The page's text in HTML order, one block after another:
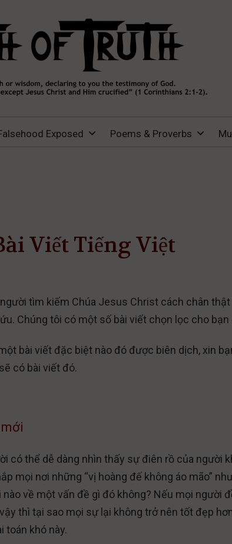
Exposed Poems & Proverbs
Viết Tiếng Việt
tìm kiếm Chúa Jesus Christ cách chân
Chúng tôi có một số bài viết chọn lọc cho bạn
bài viết đặc biệt nào đó được biên dịch, xin
có bài viết đó.
có thể dễ dàng nhìn thấy sự điên rồ của người
mọi nơi những “vị hoàng đế không áo mão”
về một vấn đề gì đó không? Nếu mọi người
thì tại sao mọi sự lại không trở nên tốt đẹp
toán khó này.